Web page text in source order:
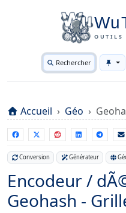
OUTILS
Rechercher
Accueil Géo
Conversion Générateur
Encodeur /
Geohash -